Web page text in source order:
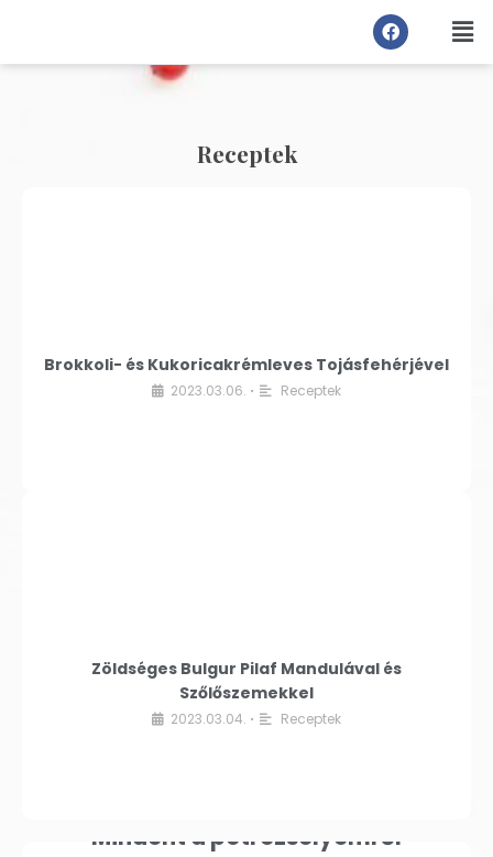
Receptek
Brokkoli- és Kukoricakrémleves Tojásfehérjével
2023.03.06. • Receptek
Zöldséges Bulgur Pilaf Mandulával és
Szőlőszemekkel
2023.03.04. • Receptek
Mindent a petrezselyemről